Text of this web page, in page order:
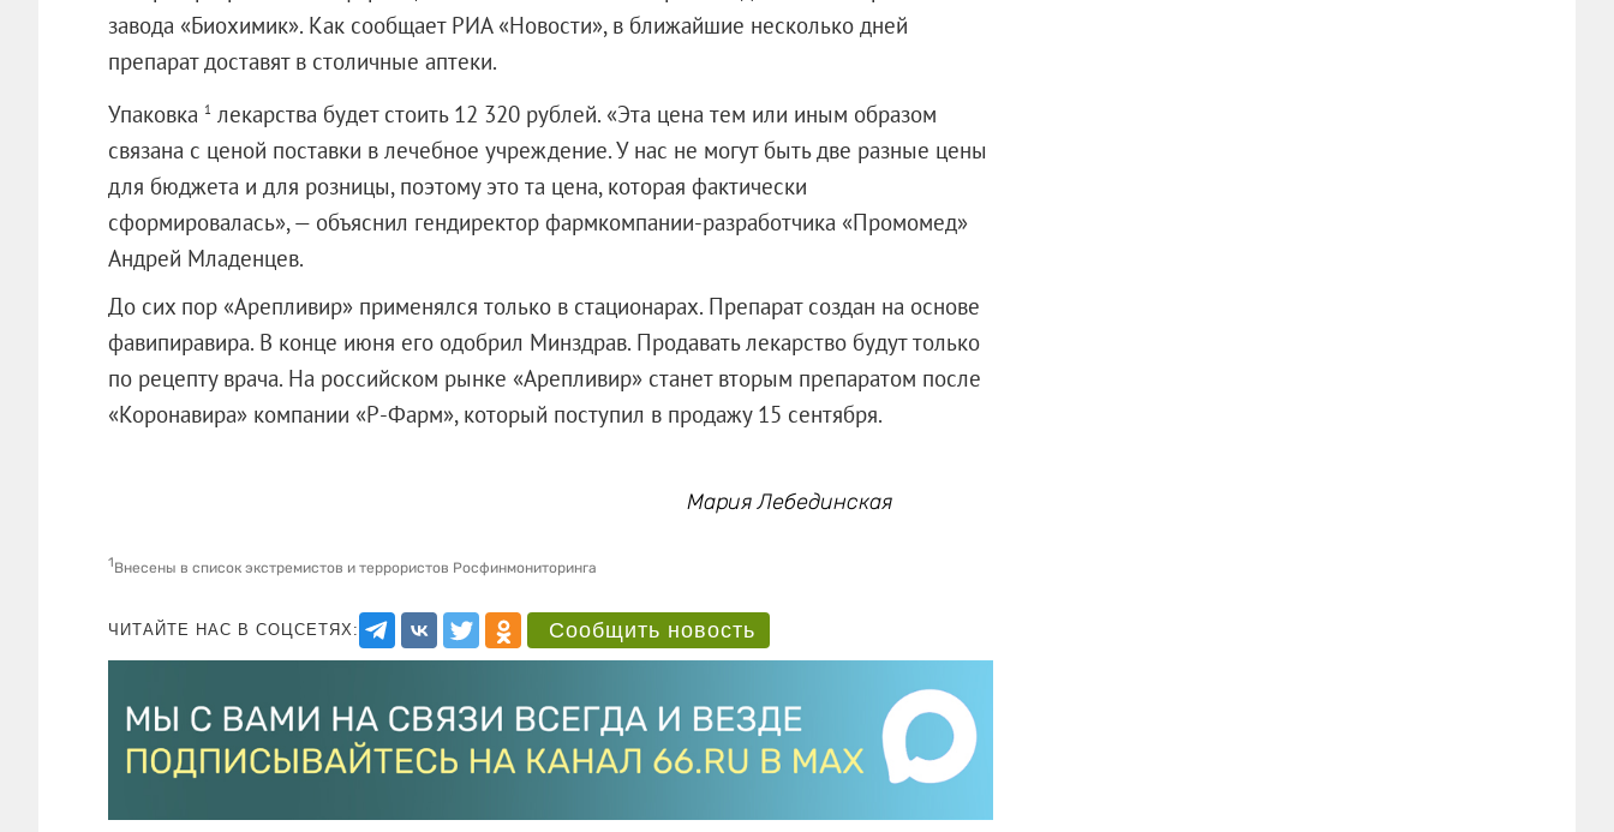
завода «Биохимик». Как сообщает РИА «Новости», в ближайшие несколько дней
препарат доставят в столичные аптеки.
Упаковка 1 лекарства будет стоить 12 320 рублей. «Эта цена тем или иным образом
связана с ценой поставки в лечебное учреждение. У нас не могут быть две разные цены
для бюджета и для розницы, поэтому это та цена, которая фактически
сформировалась», — объяснил гендиректор фармкомпании-разработчика «Промомед»
Андрей Младенцев.
До сих пор «Арепливир» применялся только в стационарах. Препарат создан на основе
фавипиравира. В конце июня его одобрил Минздрав. Продавать лекарство будут только
по рецепту врача. На российском рынке «Арепливир» станет вторым препаратом после
«Коронавира» компании «Р-Фарм», который поступил в продажу 15 сентября.
Мария Лебединская
1Внесены в список экстремистов и террористов Росфинмониторинга
ЧИТАЙТЕ НАС В СОЦСЕТЯХ: Сообщить новость